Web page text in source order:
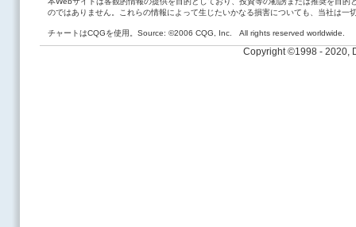
のではありません。これらの情報によって生じたいかなる損害についても、当社は一
チャートはCQGを使用。Source: ©2006 CQG, Inc. All rights reserved worldwide.
Copyright ©1998 - 2020,